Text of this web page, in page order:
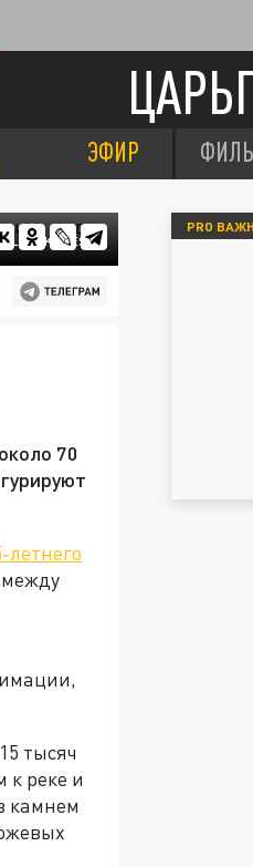
ЭФИР
70
летнего
между
тысяч
к реке и
камнем
PRO